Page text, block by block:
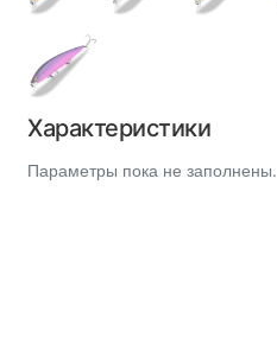
Характеристики
Параметры пока не заполнены.